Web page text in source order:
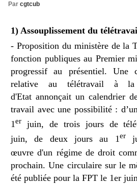
Par cgtcub
1) Assouplissement du
- Proposition du ministère de la
fonction publiques au Premier
progressif au présentiel. Une
relative au télétravailà la
d'Etat annonçait un calendrier
travail avec une possibilité :
1er juin, de trois jours de
juin,
de deux jours au 1er
œuvre d'un régime de droit
prochain. Une circulaire sur le
été publiée pour la FPT le 1er